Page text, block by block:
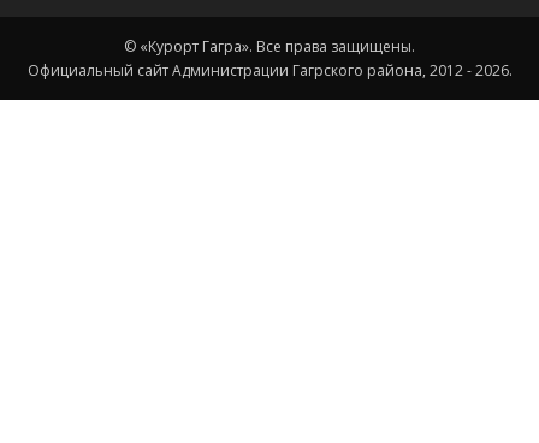
© «Курорт Гагра». Все права защищены.
Официальный сайт Администрации Гагрского района, 2012 - 2026.